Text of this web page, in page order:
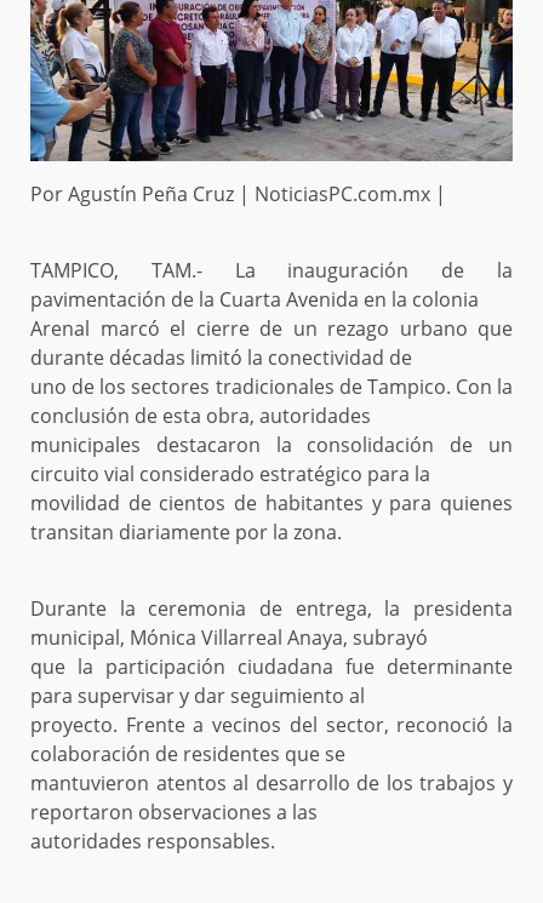
Por Agustín Peña Cruz | NoticiasPC.com.mx |
TAMPICO, TAM.- La inauguración de la
pavimentación de la Cuarta Avenida en la colonia
Arenal marcó el cierre de un rezago urbano que
durante décadas limitó la conectividad de
uno de los sectores tradicionales de Tampico. Con la
conclusión de esta obra, autoridades
municipales destacaron la consolidación de un
circuito vial considerado estratégico para la
movilidad de cientos de habitantes y para quienes
transitan diariamente por la zona.
Durante la ceremonia de entrega, la presidenta
municipal, Mónica Villarreal Anaya, subrayó
que la participación ciudadana fue determinante
para supervisar y dar seguimiento al
proyecto. Frente a vecinos del sector, reconoció la
colaboración de residentes que se
mantuvieron atentos al desarrollo de los trabajos y
reportaron observaciones a las
autoridades responsables.